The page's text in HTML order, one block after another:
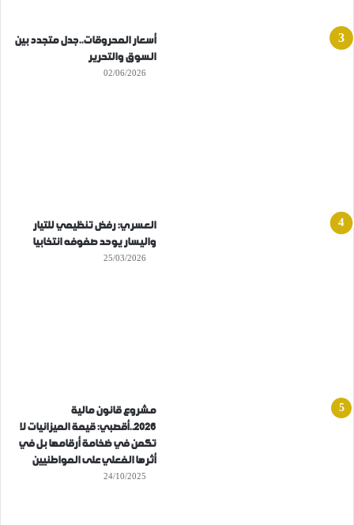
أسعار المحروقات..جدل متجدد بين
السوق والتحرير
02/06/2026
العسري: رفض تنظيمي للتيار
واليسار يوحد صفوفه انتخابيا
25/03/2026
مشروع قانون مالية
2026..أقصبي: قيمة الميزانيات لا
تكمن في ضخامة أرقامها بل في
أثرها الفعلي على المواطنيين
24/10/2025